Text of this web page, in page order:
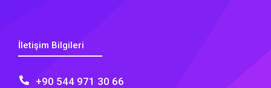
İletişim Bilgileri
+90 544 971 30 66